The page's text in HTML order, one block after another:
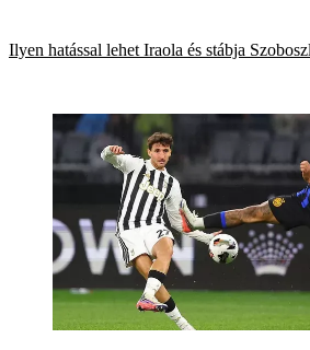
Ilyen hatással lehet Iraola és stábja